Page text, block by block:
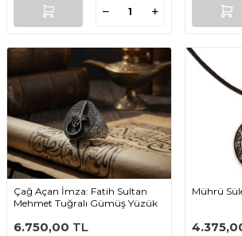
Çağ Açan İmza: Fatih Sultan
Mehmet Tuğralı Gümüş Yüzük
6.750,00 TL
Mührü